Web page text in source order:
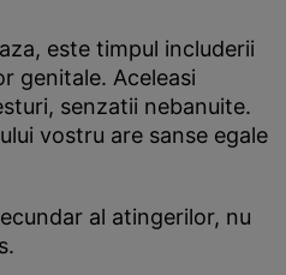
este timpul includerii
genitale. Aceleasi
senzatii nebanuite.
vostru are sanse egale
al atingerilor, nu